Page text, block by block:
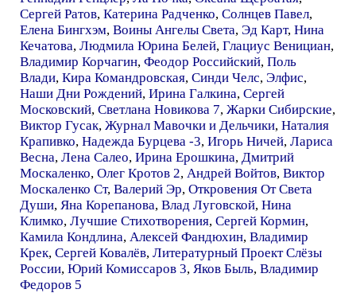
Сергей Ратов, Катерина Радченко, Солнцев Павел,
Елена Бингхэм, Воины Ангелы Света, Эд Карт, Нина
Кечатова, Людмила Юрина Белей, Глациус Венициан,
Владимир Корчагин, Феодор Российский, Поль
Влади, Кира Командровская, Синди Челс, Элфис,
Наши Дни Рождений, Ирина Галкина, Сергей
Московский, Светлана Новикова 7, Жарки Сибирские,
Виктор Гусак, Журнал Мавочки и Дельчики, Наталия
Крапивко, Надежда Бурцева -3, Игорь Ничей, Лариса
Весна, Лена Салео, Ирина Ерошкина, Дмитрий
Москаленко, Олег Кротов 2, Андрей Войтов, Виктор
Москаленко Ст, Валерий Эр, Откровения От Света
Души, Яна Корепанова, Влад Луговской, Нина
Климко, Лучшие Стихотворения, Сергей Кормин,
Камила Кондлина, Алексей Фандюхин, Владимир
Крек, Сергей Ковалёв, Литературный Проект Слёзы
России, Юрий Комиссаров 3, Яков Быль, Владимир
Федоров 5